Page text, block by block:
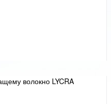
волокно LYCRA